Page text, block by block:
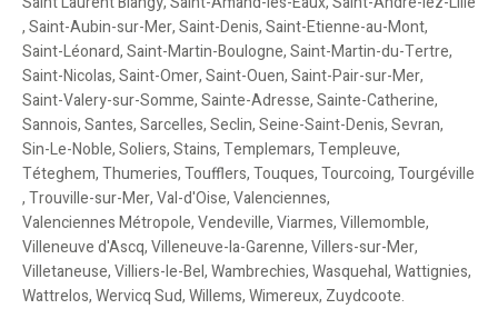
,Saint-Aubin-sur-Mer,Saint-Denis,Saint-Etienne-au-Mont,
Saint-Léonard,Saint-Martin-Boulogne,Saint-Martin-du-Tertre,
Saint-Nicolas,Saint-Omer,Saint-Ouen,Saint-Pair-sur-Mer,
Saint-Valery-sur-Somme,Sainte-Adresse,Sainte-Catherine,
Sannois,Santes,Sarcelles,Seclin,Seine-Saint-Denis,Sevran,
Sin-Le-Noble,Soliers,Stains,Templemars,Templeuve,
Téteghem,Thumeries,Toufflers,Touques,Tourcoing,Tourgéville
,Trouville-sur-Mer,Val-d'Oise,Valenciennes,
Valenciennes Métropole,Vendeville,Viarmes,Villemomble,
Villeneuve d'Ascq,Villeneuve-la-Garenne,Villers-sur-Mer,
Villetaneuse,Villiers-le-Bel,Wambrechies,Wasquehal,Wattignies,
Wattrelos,Wervicq Sud,Willems,Wimereux, Zuydcoote.